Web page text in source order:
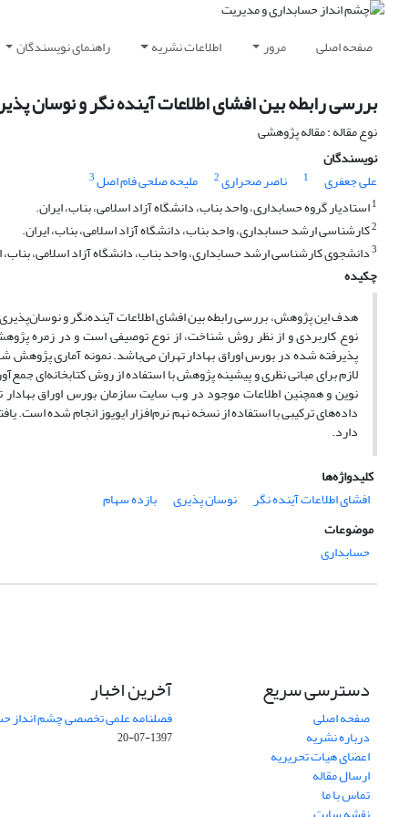
صفحه اصلی مرور اطلاعات نشریه راهنمای نویسندگان
بررسی رابطه بین افشای اطلاعات آینده نگر و نوسان
نوع مقاله : مقاله پژوهشی
نویسندگان
علی جعفری
1 ناصر صحراری2 ملیحه صلحی فام اصل3
1استادیار گروه حسابداری، واحد بناب، دانشگاه آزاد اسلامی، بناب، ایران.
2کارشناسی ارشد حسابداری، واحد بناب، دانشگاه آزاد اسلامی، بناب، ایران.
3دانشجوی کارشناسی ارشد حسابداری، واحد بناب، دانشگاه آزاد اسلامی، بناب،
چکیده
هدف این پژوهش، بررسی رابطه بین افشای اطلاعات آینده‌نگر و
نوع کاربردی و از نظر روش شناخت، از نوع توصیفی است و در زمره
لازم برای مبانی نظری و پیشینه پژوهش با استفاده از روش کتابخانه‌ای
نوین و همچنین اطلاعات موجود در وب سایت سازمان بورس اوراق
داده‌های ترکیبی با استفاده از نسخه نهم نرم‌افزار ایویوز انجام شده
دارد.
کلیدواژه‌ها
افشای اطلاعات آینده نگر
نوسان پذیری
بازده سهام
موضوعات
حسابداری
دسترسی سریع
صفحه اصلی
درباره نشریه
اعضای هیات تحریریه
ارسال مقاله
تماس با ما
آخرین اخبار
فصلنامه علمی تخصصی چشم انداز
1397-07-20